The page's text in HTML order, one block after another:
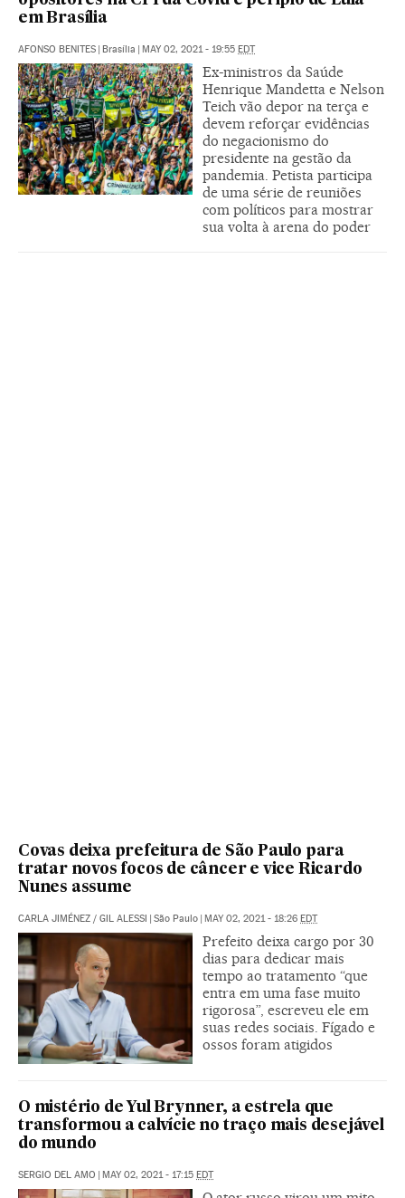
em Brasília
AFONSO BENITES Brasília MAY 02, 2021 - 19:55 EDT
Ex-ministros da Saúde
Henrique Mandetta e Nelson
Teich vão depor na terça e
devem reforçar evidências
do negacionismo do
presidente na gestão da
pandemia. Petista participa
de uma série de reuniões
com políticos para mostrar
sua volta à arena do poder
Covas deixa prefeitura de São Paulo para
tratar novos focos de câncer e vice Ricardo
Nunes assume
CARLA JIMÉNEZ / GIL ALESSI São Paulo MAY 02, 2021 - 18:26 EDT
Prefeito deixa cargo por 30
dias para dedicar mais
tempo ao tratamento “que
entra em uma fase muito
rigorosa”, escreveu ele em
suas redes sociais. Fígado e
ossos foram atigidos
O mistério de Yul Brynner, a estrela que
transformou a calvície no traço mais desejável
do mundo
SERGIO DEL AMO MAY 02, 2021 - 17:15 EDT